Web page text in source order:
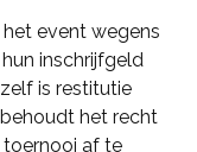
event wegens
inschrijfgeld
is restitutie
het recht
af te